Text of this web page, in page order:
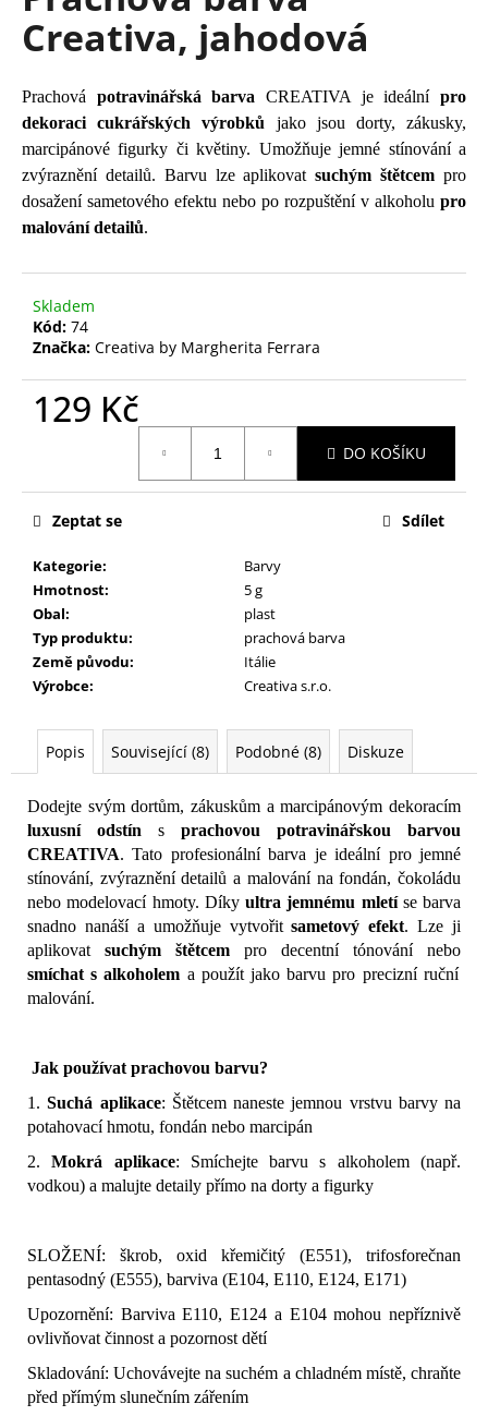
0,0
z
hvězdiček.
Creativa, jahodová
Prachová potravinářská barva CREATIVA je ideálnípro
dekoraci cukrářských výrobků jako jsou dorty, zákusky,
marcipánové figurky či květiny. Umožňuje jemné stínování a
zvýraznění detailů. Barvu lze aplikovatsuchým štětcem pro
dosažení sametového efektu nebo po rozpuštění v alkoholu pro
malování detailů.
Skladem
Kód: 74
Značka: Creativa by Margherita Ferrara
129 Kč
DO KOŠÍKU
Kategorie:
Barvy
Hmotnost:
5 g
Obal:
plast
Typ produktu:
prachová barva
Země původu:
Itálie
Výrobce: Creativa s.r.o.
Zeptat se Sdílet
Popis Související (8) Podobné (8) Diskuze
Dodejte svým dortům, zákuskům a marcipánovým dekoracím
luxusní odstín s prachovou potravinářskou barvou
CREATIVA. Tato profesionální barva je ideální pro jemné
stínování, zvýraznění detailů a malování na fondán, čokoládu
nebo modelovací hmoty. Díky ultra jemnému mletíse barva
snadno nanáší a umožňuje vytvořitsametový efekt. Lze ji
aplikovat suchým štětcem pro decentní tónování nebo
smíchat s alkoholem a použít jako barvu pro precizní ruční
malování.
Jak používat prachovou barvu?
1.Suchá aplikace: Štětcem naneste jemnou vrstvu barvy na
potahovací hmotu, fondán nebo marcipán
2.Mokrá aplikace: Smíchejte barvu s alkoholem (např.
vodkou) a malujte detaily přímo na dorty a figurky
SLOŽENÍ: škrob, oxid křemičitý (E551), trifosforečnan
pentasodný (E555), barviva (E104, E110, E124, E171)
Upozornění: Barviva E110, E124 a E104 mohou nepříznivě
ovlivňovat činnost a pozornost dětí
Skladování: Uchovávejte na suchém a chladném místě, chraňte
před přímým slunečním zářením
a
j
í
t
?
D
o
č
u
e
m
e